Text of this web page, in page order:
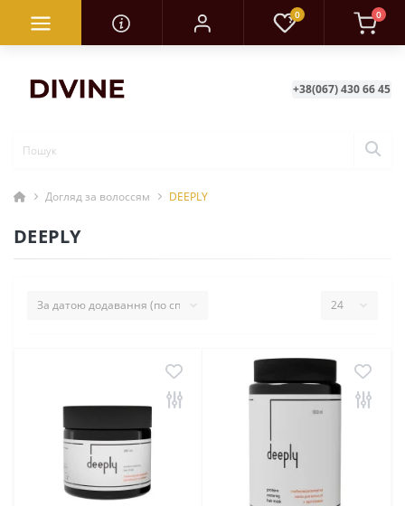
0 0
+38(067) 430 66 45
Догляд за волоссям DEEPLY
DEEPLY